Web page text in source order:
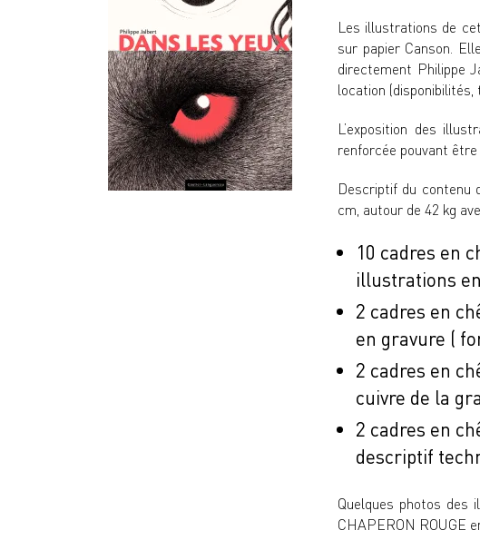
Les illustrations de
sur papier Canson.
directement Philippe
location
L’exposition des
renforcée pouvant être
Descriptif du contenu
cm, autour de 42 kg
10 cadres en
illustrations
2 cadres en
en gravure (
2 cadres en
cuivre de la
2 cadres en
descriptif
Quelques photos des
CHAPERON ROUGE